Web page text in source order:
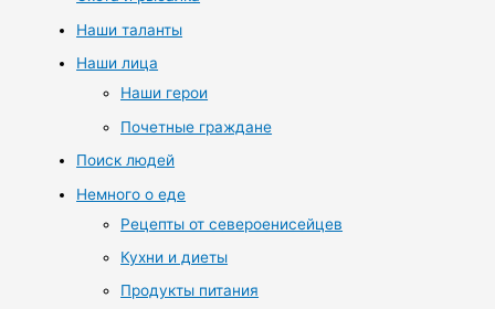
Наши таланты
Наши лица
Наши герои
Почетные граждане
Поиск людей
Немного о еде
Рецепты от североенисейцев
Кухни и диеты
Продукты питания